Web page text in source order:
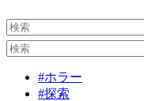
#ホラー
#探索